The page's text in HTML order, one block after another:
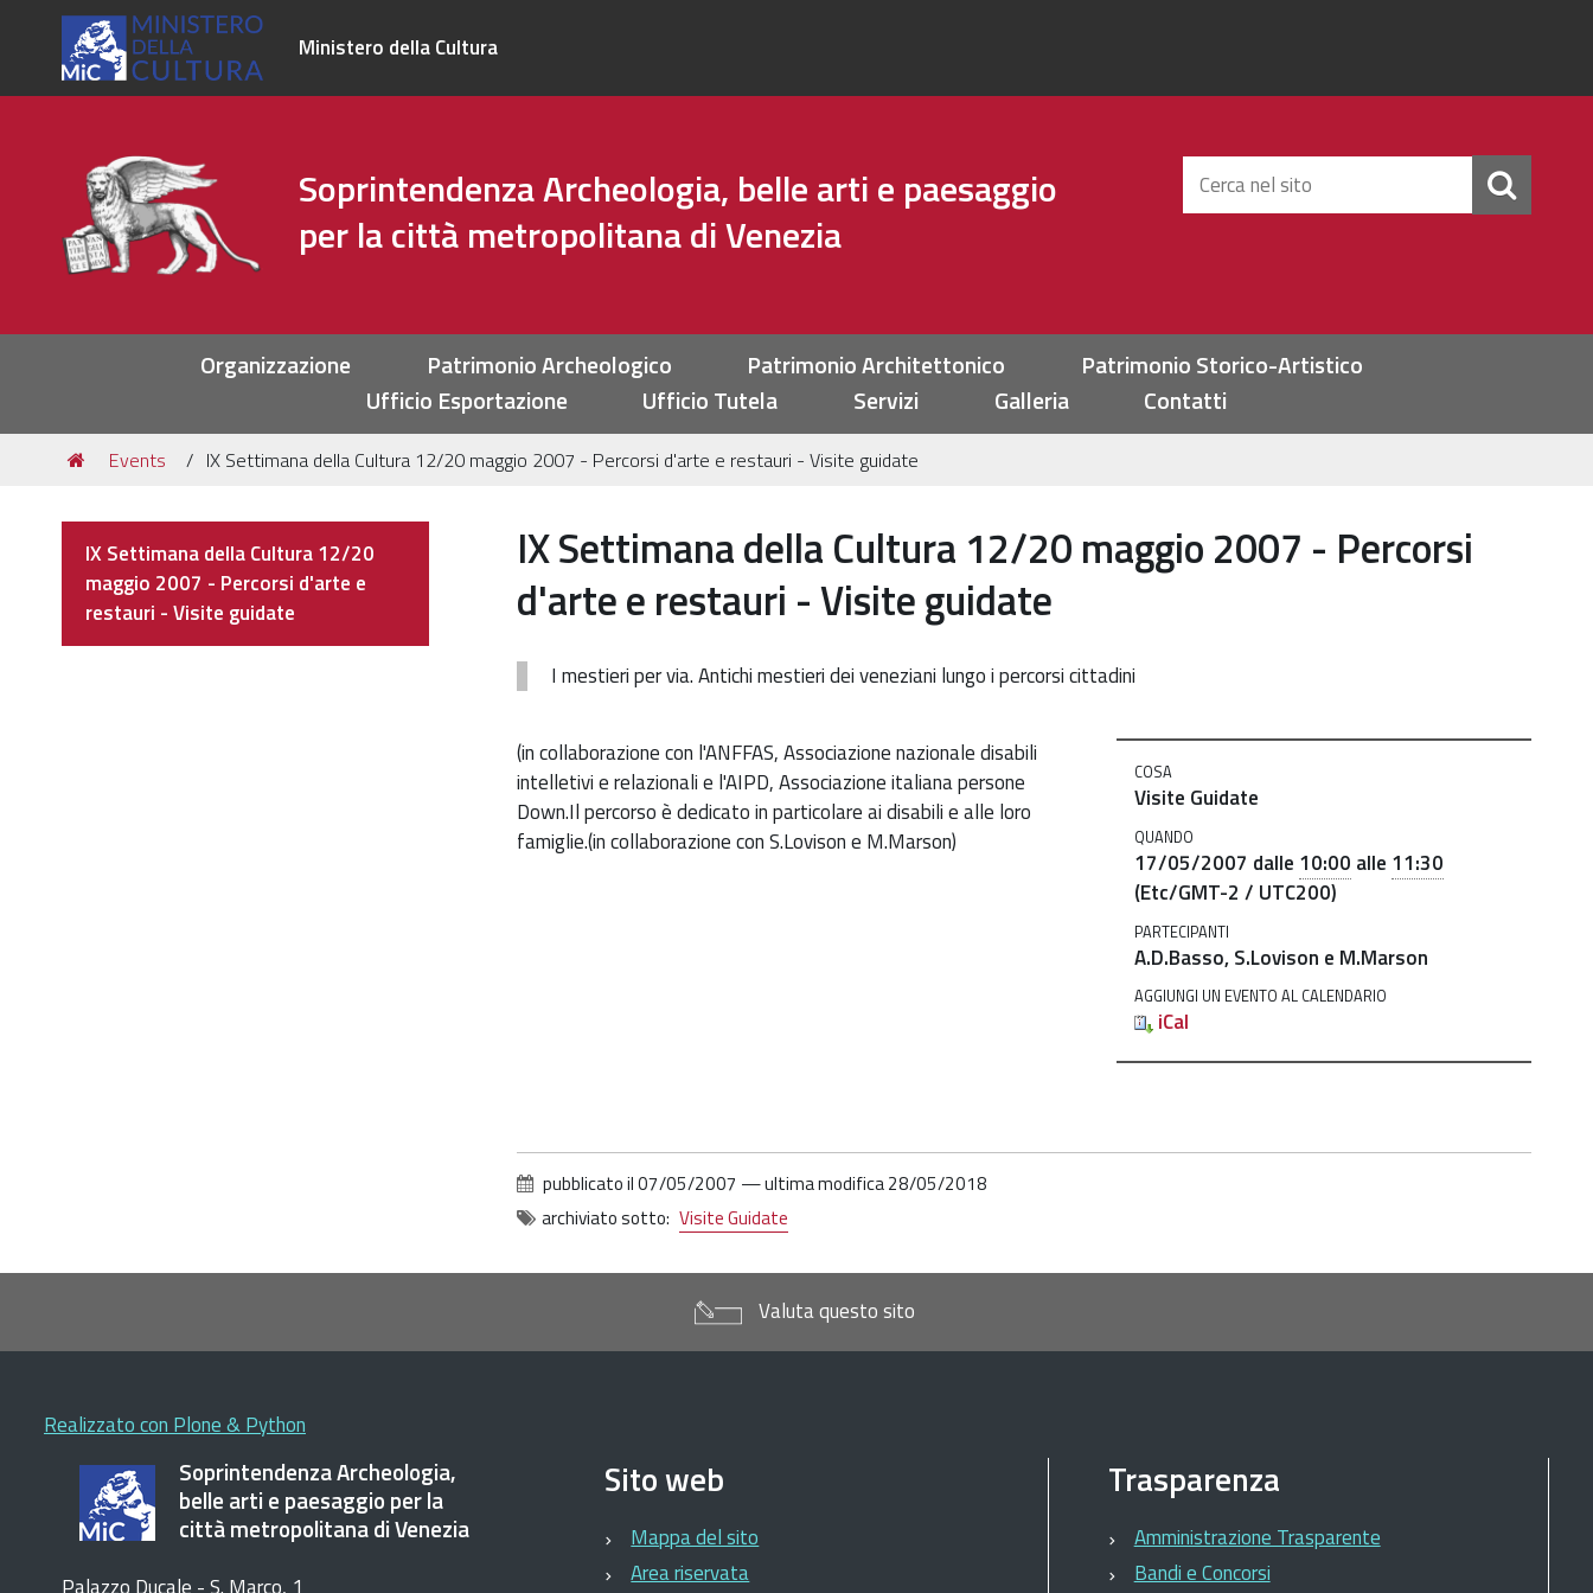
Ministero della Cultura
Soprintendenza Archeologia, belle arti e paesaggio
per la città metropolitana di Venezia
Cerca
nel
Organizzazione Patrimonio Archeologico Patrimonio Architettonico
Patrimonio Storico-Artistico
Ufficio Esportazione
Ufficio Tutela Servizi Galleria Contatti
Tu
sei
Events IX Settimana della Cultura 12/20 maggio 2007 - Percorsi d'arte e restauri - Visite guidate
IX Settimana della Cultura 12/20 maggio 2007 - Percorsi
d'arte e restauri - Visite guidate
I mestieri per via. Antichi mestieri dei veneziani lungo i percorsi cittadini
http://www.soprintendenza.venezia.beniculturali.it/it/events/ix-
settimana-
della-
cultura-
6
IX
12/20
COSA
Visite Guidate
QUANDO
17/05/2007 dalle 10:00 alle 11:30
(Etc/GMT-2 / UTC200)
PARTECIPANTI
A.D.Basso, S.Lovison e M.Marson
AGGIUNGI UN EVENTO AL CALENDARIO
iCal
(in collaborazione con l'ANFFAS, Associazione nazionale disabili
intelletivi e relazionali e l'AIPD, Associazione italiana persone
Down.Il percorso è dedicato in particolare ai disabili e alle loro
famiglie.(in collaborazione con S.Lovison e M.Marson)
pubblicato il07/05/2007 —ultima modifica28/05/2018
archiviato sotto: Visite Guidate
Navigazione
IX Settimana della Cultura 12/20
maggio 2007 - Percorsi d'arte e
restauri - Visite guidate
Valuta questo sito
Realizzato con Plone & Python
Soprintendenza Archeologia,
belle arti e paesaggio per la
città metropolitana di Venezia
Palazzo Ducale - S. Marco, 1
Sito web
Mappa del sito
Area riservata
Trasparenza
Amministrazione Trasparente
Bandi e Concorsi